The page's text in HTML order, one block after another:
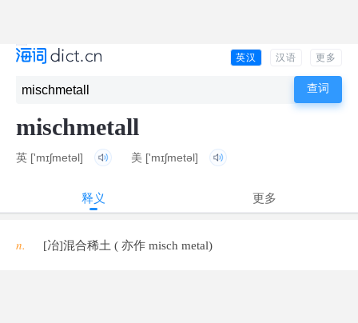
英汉 汉语 更多
mischmetall
英 ['mɪʃmetəl] 美 ['mɪʃmetəl]
释义 更多
n. [冶]混合稀土 ( 亦作 misch metal)